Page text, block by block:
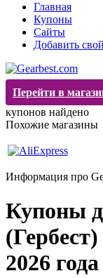
Главная
Купоны
Сайты
Добавить
Перейти в
купонов найдено
Похожие магазины
Информация про
Купоны
2026 года